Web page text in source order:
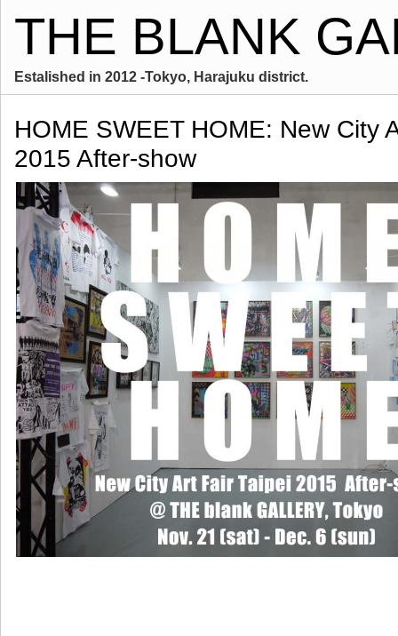
THE BLANK
Estalished in 2012 -Tokyo, Harajuku district.
HOME SWEET HOME: New City
2015 After-show